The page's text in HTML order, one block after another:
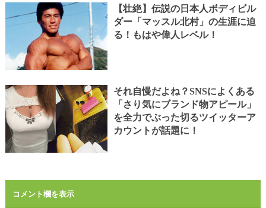
【壮絶】伝説の日本人ボディビル
ダー「マッスル北村」の生涯に迫
る！もはや偉人レベル！
それ自慢だよね？SNSによくある
「さり気にブランド物アピール」
を全力でぶった切るツイッターア
カウントが話題に！
コメント欄を表示